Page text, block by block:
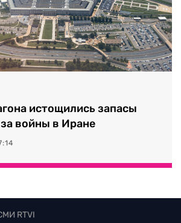
истощились запасы
войны в Иране
RTVI